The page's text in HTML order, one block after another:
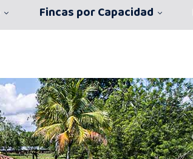
Fincas por Capacidad